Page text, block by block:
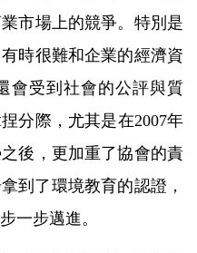
市場上的競爭。特別是
時很難和企業的經濟資
會受到社會的公評與質
分際，尤其是在2007年
後，更加重了協會的責
到了環境教育的認證，
一步邁進。